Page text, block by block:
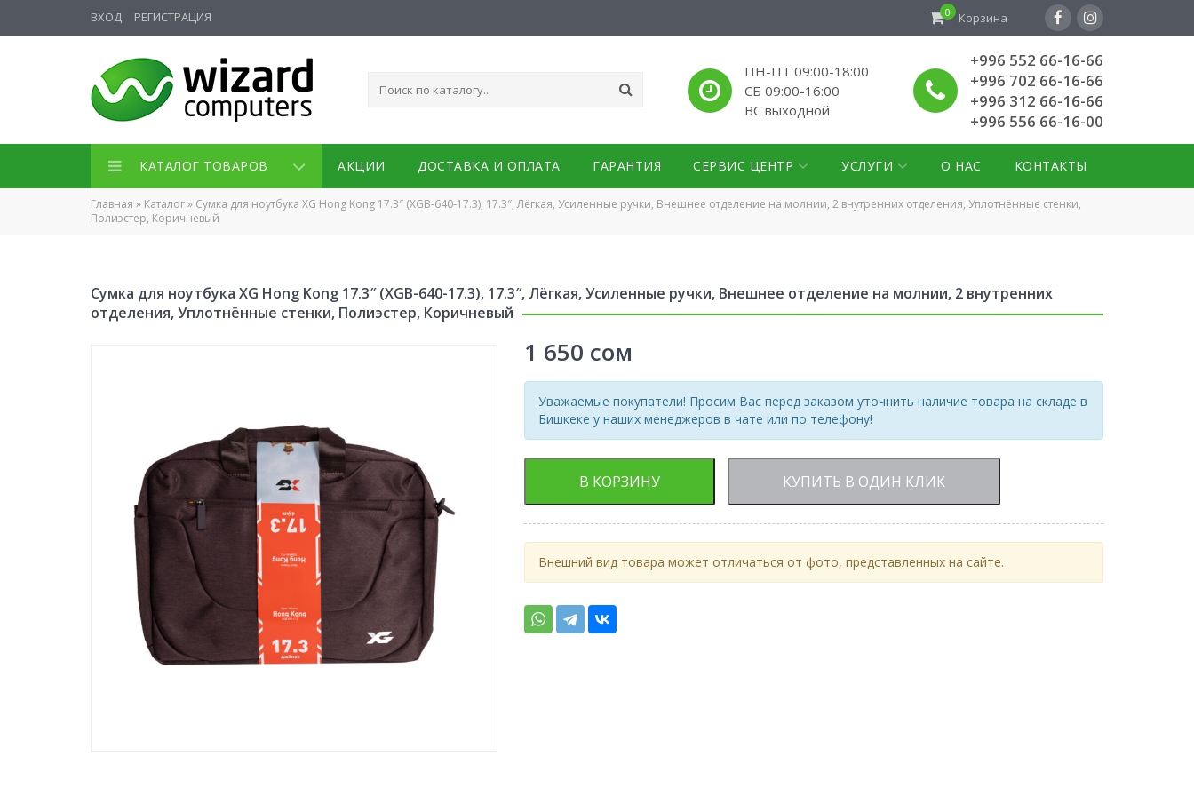
ВХОД РЕГИСТРАЦИЯ 0 Корзина
ПН-ПТ 09:00-18:00
СБ 09:00-16:00
ВС выходной
+996 552 66-16-66
+996 702 66-16-66
+996 312 66-16-66
+996 556 66-16-00
КАТАЛОГ ТОВАРОВ АКЦИИ ДОСТАВКА И ОПЛАТА ГАРАНТИЯ СЕРВИС ЦЕНТР УСЛУГИ О НАС КОНТАКТЫ
Главная » Каталог» Сумка для ноутбука XG Hong Kong 17.3″ (XGB-640-17.3), 17.3″, Лёгкая, Усиленные ручки, Внешнее отделение на молнии, 2 внутренних отделения, Уплотнённые стенки,
Полиэстер, Коричневый
Сумка для ноутбука XG Hong Kong 17.3″ (XGB-640-17.3), 17.3″, Лёгкая, Усиленные ручки, Внешнее отделение на молнии, 2 внутренних
отделения, Уплотнённые стенки, Полиэстер, Коричневый
1 650 сом
Уважаемые покупатели! Просим Вас перед заказом уточнить наличие товара на складе в
Бишкеке у наших менеджеров в чате или по телефону!
В КОРЗИНУ КУПИТЬ В ОДИН КЛИК
Внешний вид товара может отличаться от фото, представленных на сайте.